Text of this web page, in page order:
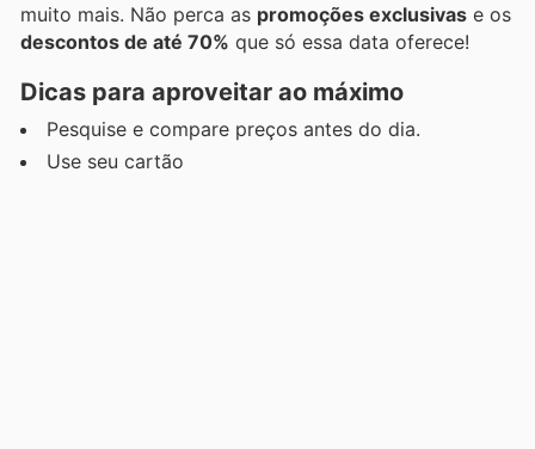
muito mais. Não perca as promoções exclusivas e os
descontos de até 70% que só essa data oferece!
Dicas para aproveitar ao máximo
Pesquise e compare preços antes do dia.
Use seu cartão